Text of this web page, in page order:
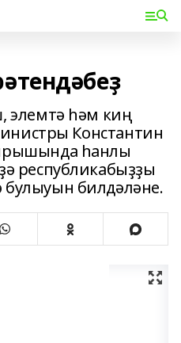
элемтә һәм киң
Константин
һанлы
республикабыҙҙы
билдәләне.